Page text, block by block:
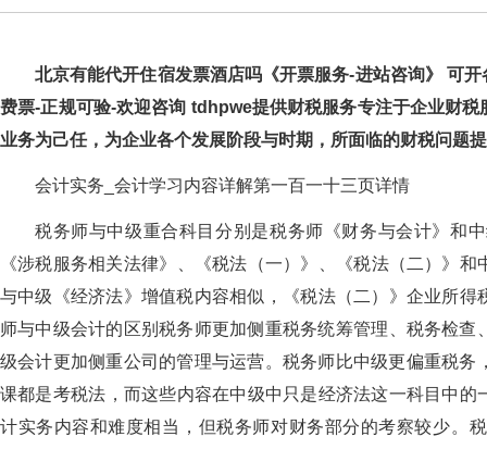
北京有能代开住宿发票酒店吗《开票服务-进站咨询》 可
费票-正规可验-欢迎咨询 tdhpwe提供财税服务专注于企业财税
业务为己任，为企业各个发展阶段与时期，所面临的财税问题
会计实务_会计学习内容详解第一百一十三页详情
税务师与中级重合科目分别是税务师《财务与会计》和中
《涉税服务相关法律》、《税法（一）》、《税法（二）》
与中级《经济法》增值税内容相似，《税法（二）》企业所得
师与中级会计的区别税务师更加侧重税务统筹管理、税务检查
级会计更加侧重公司的管理与运营。税务师比中级更偏重税务
课都是考税法，而这些内容在中级中只是经济法这一科目中的
计实务内容和难度相当，但税务师对财务部分的考察较少。